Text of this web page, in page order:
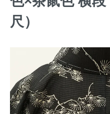
尺）